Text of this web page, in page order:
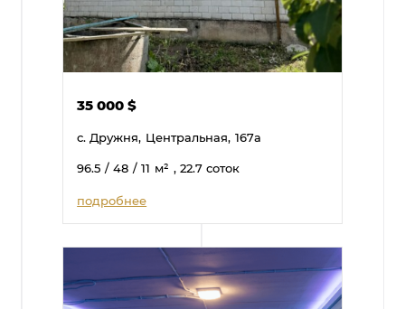
35 000$
с. Дружня, Центральная, 167а
96.5 / 48 / 11 м² , 22.7 соток
подробнее